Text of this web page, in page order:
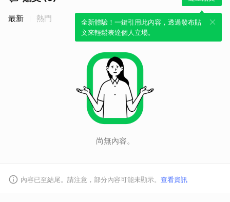
全新體驗！一鍵引用此內容，透過發布貼
文來輕鬆表達個人立場。
最新 熱門
尚無內容。
內容已至結尾。請注意，部分內容可能未顯示。 查看資訊
取消